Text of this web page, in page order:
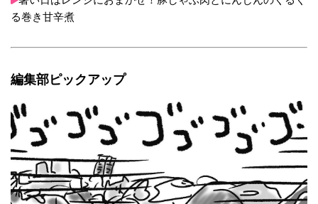
る巻き甘辛煮
編集部ピックアップ